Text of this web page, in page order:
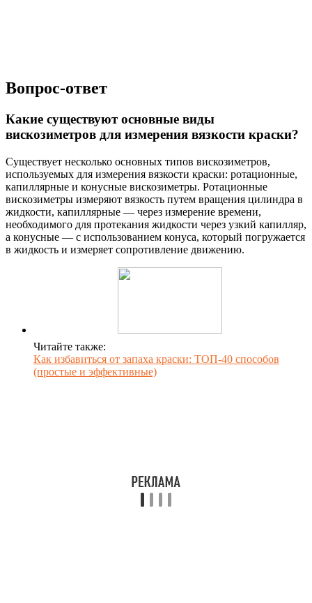
Вопрос-ответ
Какие существуют основные виды
вискозиметров для измерения вязкости краски?
Существует несколько основных типов вискозиметров,
используемых для измерения вязкости краски: ротационные,
капиллярные и конусные вискозиметры. Ротационные
вискозиметры измеряют вязкость путем вращения цилиндра в
жидкости, капиллярные — через измерение времени,
необходимого для протекания жидкости через узкий капилляр,
а конусные — с использованием конуса, который погружается
в жидкость и измеряет сопротивление движению.
Читайте также:
Как избавиться от запаха краски: ТОП-40 способов
(простые и эффективные)